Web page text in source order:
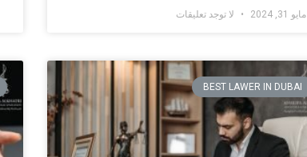
مايو 31, 2024 لا توجد تعليقات
BEST LAWER IN DUBAI